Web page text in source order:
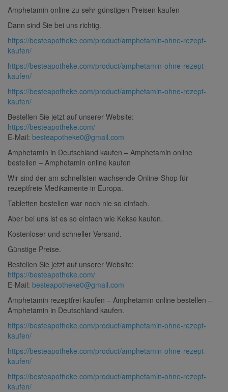
Amphetamin online zu sehr günstigen Preisen kaufen
Dann sind Sie bei uns richtig.
https://besteapotheke.com/product/amphetamin-ohne-rezept-
kaufen/
https://besteapotheke.com/product/amphetamin-ohne-rezept-
kaufen/
https://besteapotheke.com/product/amphetamin-ohne-rezept-
kaufen/
Bestellen Sie jetzt auf unserer Website:
https://besteapotheke.com/
E-Mail: besteapotheke0@gmail.com
Amphetamin in Deutschland kaufen – Amphetamin online
bestellen – Amphetamin online kaufen
Wir sind der am schnellsten wachsende Online-Shop für
rezeptfreie Medikamente in Europa.
Tabletten bestellen war noch nie so einfach.
Aber bei uns ist es so einfach wie Kekse kaufen.
Kostenloser und schneller Versand.
Günstige Preise.
Bestellen Sie jetzt auf unserer Website:
https://besteapotheke.com/
E-Mail: besteapotheke0@gmail.com
Amphetamin rezeptfrei kaufen – Amphetamin online bestellen –
Amphetamin in Deutschland kaufen.
https://besteapotheke.com/product/amphetamin-ohne-rezept-
kaufen/
https://besteapotheke.com/product/amphetamin-ohne-rezept-
kaufen/
https://besteapotheke.com/product/amphetamin-ohne-rezept-
kaufen/